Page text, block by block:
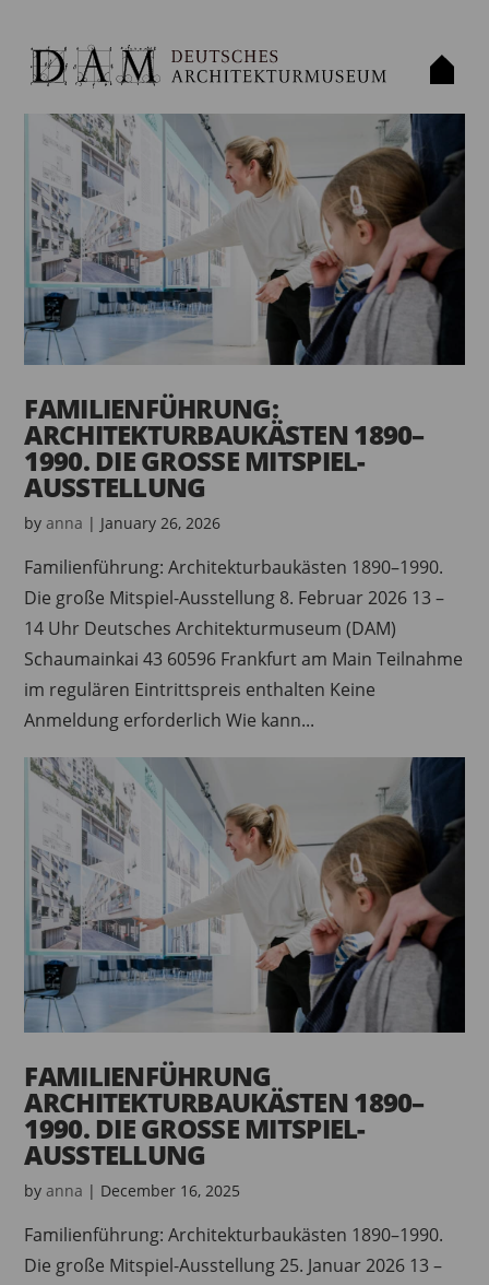
FAMILIENFÜHRUNG:
ARCHITEKTURBAUKÄSTEN 1890–
1990. DIE GROSSE MITSPIEL-A
USSTELLUNG
byanna | January 26, 2026
Familienführung: Architekturbaukästen 1890–1990.
Die große Mitspiel-Ausstellung 8. Februar 2026 13 –
14 Uhr Deutsches Architekturmuseum (DAM)
Schaumainkai 43 60596 Frankfurt am Main Teilnahme
im regulären Eintrittspreis enthalten Keine
Anmeldung erforderlich Wie kann...
FAMILIENFÜHRUNG
ARCHITEKTURBAUKÄSTEN 1890–
1990. DIE GROSSE MITSPIEL-A
USSTELLUNG
byanna | December 16, 2025
Familienführung: Architekturbaukästen 1890–1990.
Die große Mitspiel-Ausstellung 25. Januar 2026 13 –